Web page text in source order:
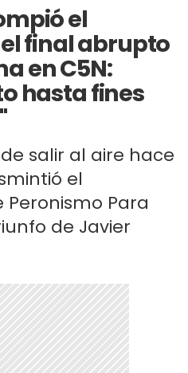
el
final abrupto
en C5N:
hasta fines
salir al aire hace
el
Para
de Javier